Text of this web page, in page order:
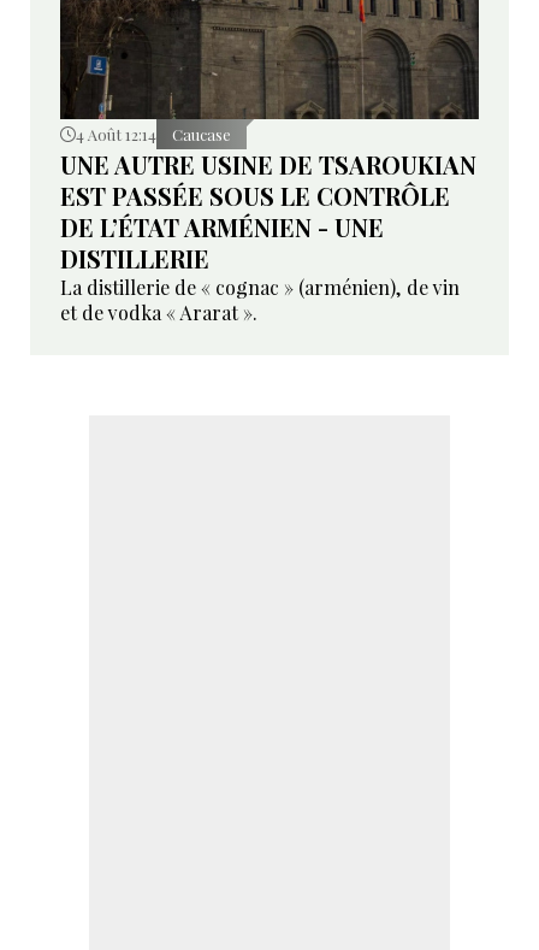
4 Août 12:14 Caucase
UNE AUTRE USINE DE TSAROUKIAN
EST PASSÉE SOUS LE CONTRÔLE
DE L’ÉTAT ARMÉNIEN - UNE
DISTILLERIE
La distillerie de « cognac » (arménien), de vin
et de vodka « Ararat ».